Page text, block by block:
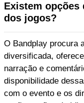
Existem opções
dos jogos?
O Bandplay procura
diversificada,
narração e
disponibilidade
com o evento e os